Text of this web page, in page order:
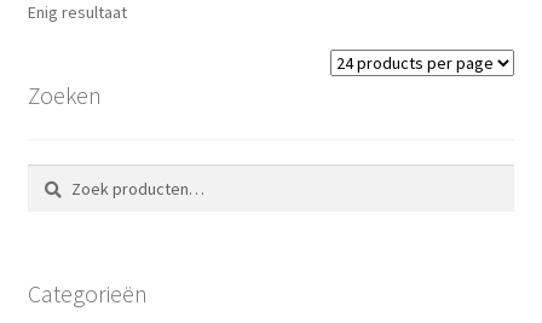
Enig resultaat
Zoeken
Zoeken
naar:
Zoeken
Categorieën